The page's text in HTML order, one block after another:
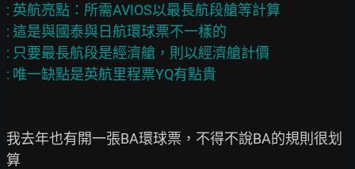
: 英航亮點：所需AVIOS以最長航段艙等計算
: 這是與國泰與日航環球票不一樣的
: 只要最長航段是經濟艙，則以經濟艙計價
我去年也有開一張BA環球票，不得不說BA的規則很划
算